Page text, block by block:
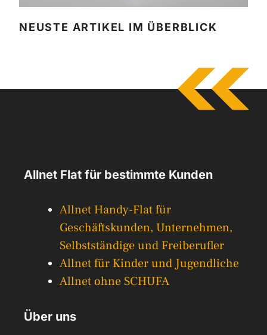
NEUSTE ARTIKEL IM ÜBERBLICK
Allnet Flat für bestimmte Kunden
Allnet Handy-Flat für
Geschäftskunden, Unternehmen,
Selbstständige und Freiberufler
Allnet für Kinder und Jugendliche
Allnet ohne SCHUFA
Über uns